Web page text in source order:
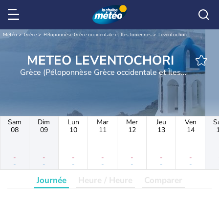
Météo Grèce Péloponnèse Grèce occidentale et Îles Ioniennes Leventochori
METEO LEVENTOCHORI
Grèce (Péloponnèse Grèce occidentale et Îles
Sam
08
-
-
Dim
09
-
-
Lun
10
-
-
Mar
11
-
-
Mer
12
-
-
Jeu
13
-
-
Ven
14
-
-
Journée Heure / Heure Comparer